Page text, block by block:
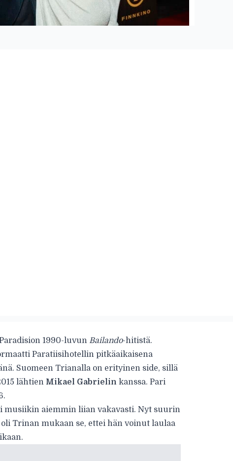
1990-luvun Bailando-hitistä.
Paratiisihotellin pitkäaikaisena
Suomeen Trianalla on erityinen side, sillä
lähtien Mikael Gabrielin kanssa. Pari
musiikin aiemmin liian vakavasti. Nyt suurin
Trinan mukaan se, ettei hän voinut laulaa